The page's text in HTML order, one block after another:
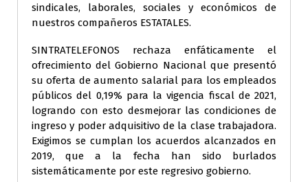
sindicales, laborales, sociales y económicos de
nuestros compañeros ESTATALES.
SINTRATELEFONOS rechaza enfáticamente el
ofrecimiento del Gobierno Nacional que presentó
su oferta de aumento salarial para los empleados
públicos del 0,19% para la vigencia fiscal de 2021,
logrando con esto desmejorar las condiciones de
ingreso y poder adquisitivo de la clase trabajadora.
Exigimos se cumplan los acuerdos alcanzados en
2019, que a la fecha han sido burlados
sistemáticamente por este regresivo gobierno.